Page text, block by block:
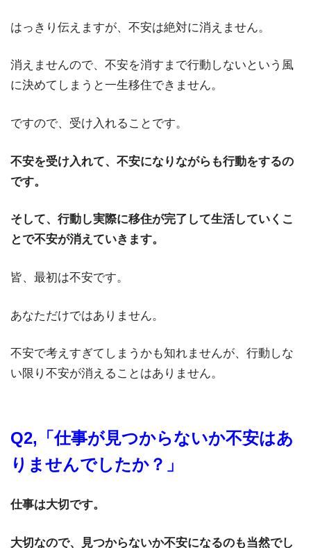
はっきり伝えますが、不安は絶対に消えません。
消えませんので、不安を消すまで行動しないという風
に決めてしまうと一生移住できません。
ですので、受け入れることです。
不安を受け入れて、不安になりながらも行動をするの
です。
そして、行動し実際に移住が完了して生活していくこ
とで不安が消えていきます。
皆、最初は不安です。
あなただけではありません。
不安で考えすぎてしまうかも知れませんが、行動しな
い限り不安が消えることはありません。
Q2,「仕事が見つからないか不安はあ
りませんでしたか？」
仕事は大切です。
大切なので、見つからないか不安になるのも当然でし